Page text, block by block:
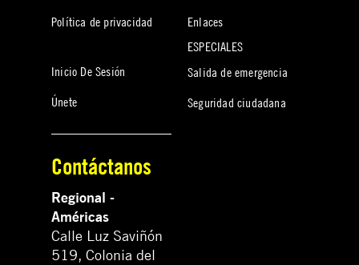
Política de privacidad
Inicio De Sesión
Únete
Enlaces
ESPECIALES
Salida de emergencia
Seguridad ciudadana
Contáctanos
Regional -
Américas
Calle Luz Saviñón
519, Colonia del